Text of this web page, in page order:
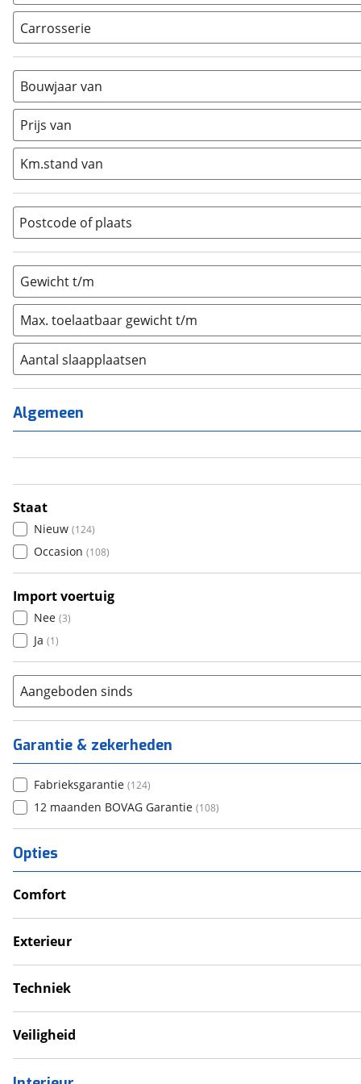
Carrosserie
Alkoof (0)
Busmodel
Caravan (232)
Half-integraal
Integraal (0)
Opzetunit (0
Vouwwagen (0)
Bouwjaar van
Prijs van
Km.stand van
Postcode of plaats
Gewicht t/m
Max. toelaatbaar gewicht t/m
Aantal slaapplaatsen
1 (0)
2 (36)
3 (140)
Algemeen
Staat
Nieuw (124)
Occasion (108)
Import voertuig
Nee (3)
Ja (1)
Aangeboden sinds
Garantie & zekerheden
Fabrieksgarantie (124)
12 maanden BOVAG Garantie (108)
Opties
Comfort
Douche
Televisie
Verwarmde leefruimte
Wasruimte met toilet
Exterieur
Dakluik
Fietsendrager
Luifel
Schotel
Zonnepanelen
Techniek
Eigen accu
Omvormer
Schoonwatertank
Veiligheid
Koolmonoxidemelder
Rookmelder